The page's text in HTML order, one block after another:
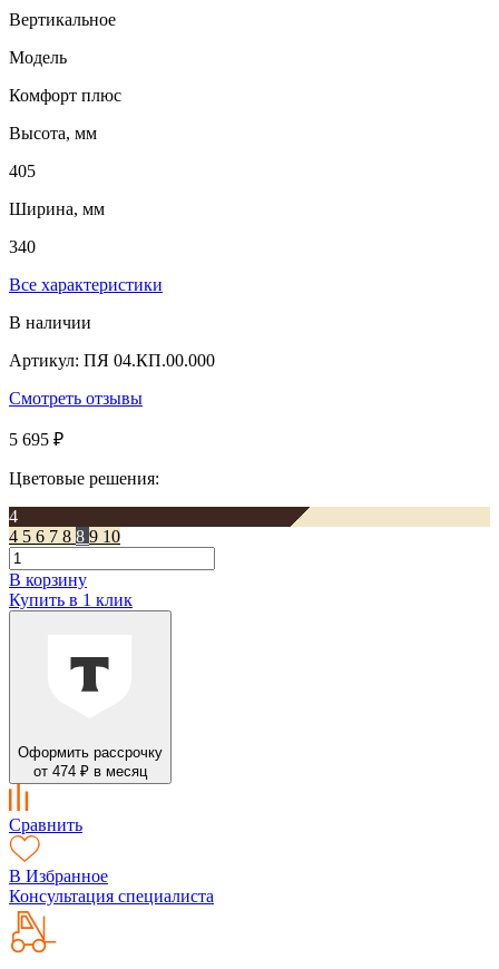
Вертикальное
Модель
Комфорт плюс
Высота, мм
405
Ширина, мм
340
Все характеристики
В наличии
Артикул: ПЯ 04.КП.00.000
Смотреть отзывы
5 695 ₽
Цветовые решения:
4
4 5 6 7 8 8 9 10
В корзину
Купить в 1 клик
Оформить рассрочку
от 474 ₽ в месяц
Сравнить
В Избранное
Консультация специалиста